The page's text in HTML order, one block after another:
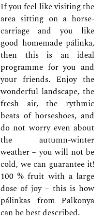
If you feel like visiting the
area sitting on a horse-
carriage and you like
good homemade pálinka,
then this is an ideal
programme for you and
your friends. Enjoy the
wonderful landscape, the
fresh air, the rythmic
beats of horseshoes, and
do not worry even about
the autumn-winter
weather – you will not be
cold, we can guarantee it!
100 % fruit with a large
dose of joy – this is how
pálinkas from Palkonya
can be best described.